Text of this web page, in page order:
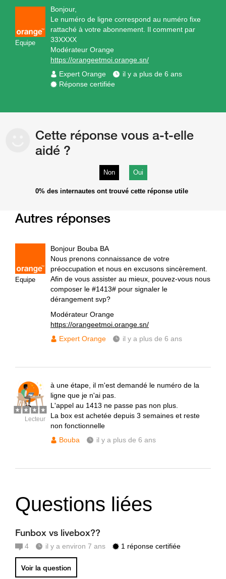
Equipe
Bonjour,
Le numéro de ligne correspond au numéro fixe
rattaché à votre abonnement. Il comment par
33XXXX
Modérateur Orange
https://orangeetmoi.orange.sn/
Expert Orange
il y a plus de 6 ans
Réponse certifiée
Cette réponse vous a-t-elle
aidé ?
Non Oui
0% des internautes ont trouvé cette réponse utile
Autres réponses
Equipe
Bonjour Bouba BA
Nous prenons connaissance de votre
préoccupation et nous en excusons sincèrement.
Afin de vous assister au mieux, pouvez-vous nous
composer le #1413# pour signaler le
dérangement svp?
Modérateur Orange
https://orangeetmoi.orange.sn/
Expert Orange
il y a plus de 6 ans
Lecteur
à une étape, il m'est demandé le numéro de la
ligne que je n'ai pas.
L'appel au 1413 ne passe pas non plus.
La box est achetée depuis 3 semaines et reste
non fonctionnelle
Bouba
il y a plus de 6 ans
Questions liées
Funbox vs livebox??
4 il y a environ 7 ans 1 réponse certifiée
Voir la question